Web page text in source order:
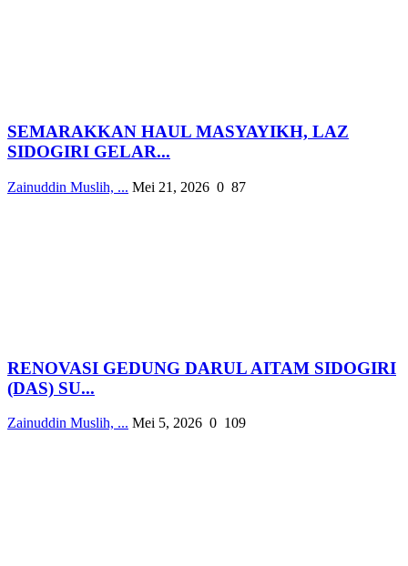
SEMARAKKAN HAUL MASYAYIKH, LAZ
SIDOGIRI GELAR...
Zainuddin Muslih, ... Mei 21, 2026 0 87
RENOVASI GEDUNG DARUL AITAM SIDOGIRI
(DAS) SU...
Zainuddin Muslih, ... Mei 5, 2026 0 109